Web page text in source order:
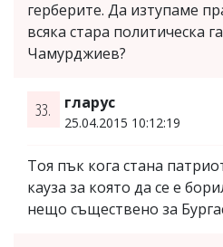
герберите. Да изтупаме
всяка стара политическа
Чамурджиев?
33. гларус
25.04.2015 10:12:19
Тоя пък кога стана
кауза за която да се е
нещо съществено за